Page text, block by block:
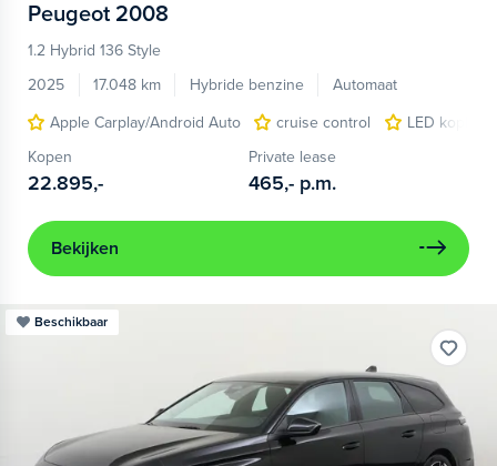
Peugeot 2008
1.2 Hybrid 136 Style
2025
17.048 km Hybride benzine
Automaat
Apple Carplay/Android Auto
cruise control
LED
Kopen
22.895,-
Private lease
465,- p.m.
Bekijken
Beschikbaar